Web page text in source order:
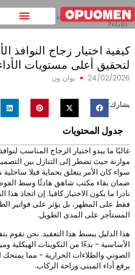
بيت >
كيفية اختيار زجاج النوافذ الألومنيوم
الأداء?
اختيار زجاج النوافذ
أعلى مستويات
24/02/ يوان ون
جدول المحتويات
ما يبدو اختيار الزجاج المناسب لنوافذ
حيث تضطر إلى التنازل بين التصميم
كان الأمر يتعلق بحماية فيلا ساحلية
بقاء مكتب شاهق هادئًا وسط الفوضى
ما يكون الاختيار كافيا. إن اتخاذ هذا
على المظهر، بل يؤثر على فواتير
على المدى الطويل.
الدليل يبسط هذا التعقيد. نحن نقوم
- بدءًا من التكوينات الهيكلية
والطلاءات الحرارية - مما يمنحك
أداء المبنى وراحة الركاب.